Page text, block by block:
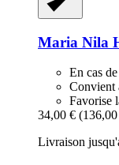
Maria Nila
En cas
Convient
Favorise
34,00 €
Livraison